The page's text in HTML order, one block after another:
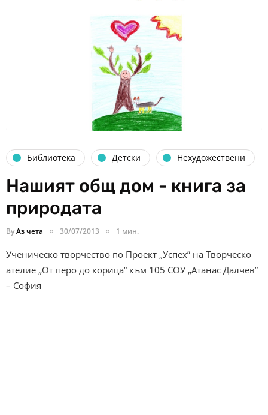
Библиотека Детски Нехудожествени
Нашият общ дом - книга за
природата
ByАз чета 30/07/2013 1 мин.
Ученическо творчество по Проект „Успех” на Творческо
ателие „От перо до корица“ към 105 СОУ „Атанас Далчев”
– София